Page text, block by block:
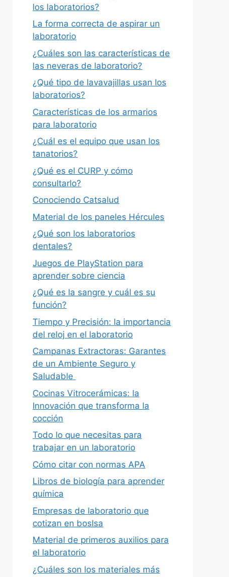
los laboratorios?
La forma correcta de aspirar un
laboratorio
¿Cuáles son las características de
las neveras de laboratorio?
¿Qué tipo de lavavajillas usan los
laboratorios?
Características de los armarios
para laboratorio
¿Cuál es el equipo que usan los
tanatorios?
¿Qué es el CURP y cómo
consultarlo?
Conociendo Catsalud
Material de los paneles Hércules
¿Qué son los laboratorios
dentales?
Juegos de PlayStation para
aprender sobre ciencia
¿Qué es la sangre y cuál es su
función?
Tiempo y Precisión: la importancia
del reloj en el laboratorio
Campanas Extractoras: Garantes
de un Ambiente Seguro y
Saludable
Cocinas Vitrocerámicas: la
Innovación que transforma la
cocción
Todo lo que necesitas para
trabajar en un laboratorio
Cómo citar con normas APA
Libros de biología para aprender
química
Empresas de laboratorio que
cotizan en boslsa
Material de primeros auxilios para
el laboratorio
¿Cuáles son los materiales más